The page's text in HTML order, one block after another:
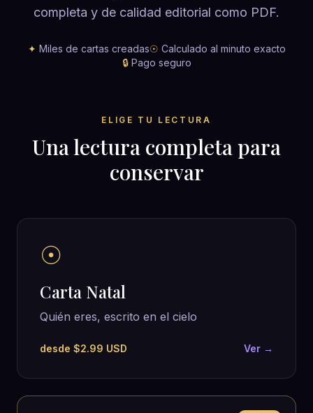
completa y de calidad editorial como PDF.
✦ Miles de cartas creadas☉ Calculado al minuto exacto
🔒Pago seguro
ELIGE TU LECTURA
Una lectura completa para
conservar
☉
Carta Natal
Quién eres, escrito en el cielo
desde $2.99 USD Ver →